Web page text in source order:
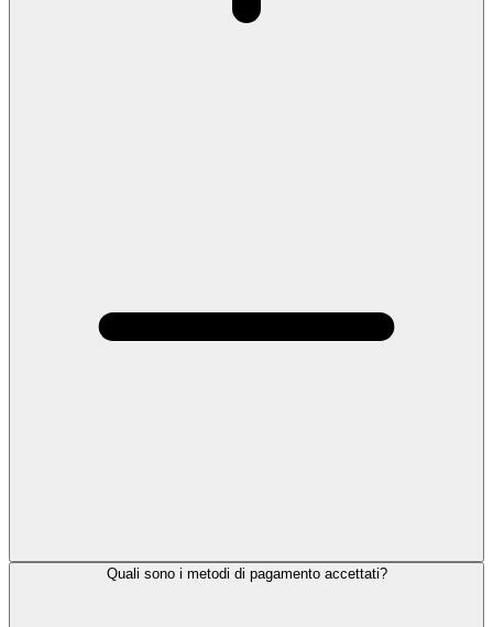
Quali sono i metodi di pagamento accettati?